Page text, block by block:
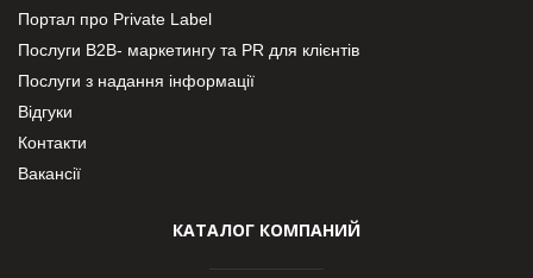
Портал про Private Label
Послуги В2В- маркетингу та PR для клієнтів
Послуги з надання інформації
Відгуки
Контакти
Вакансії
КАТАЛОГ КОМПАНИЙ